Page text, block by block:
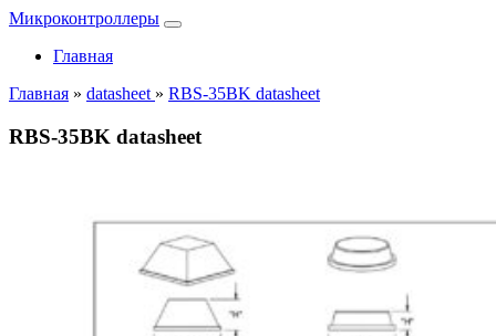
Микроконтроллеры
Главная
Главная » datasheet » RBS-35BK datasheet
RBS-35BK datasheet